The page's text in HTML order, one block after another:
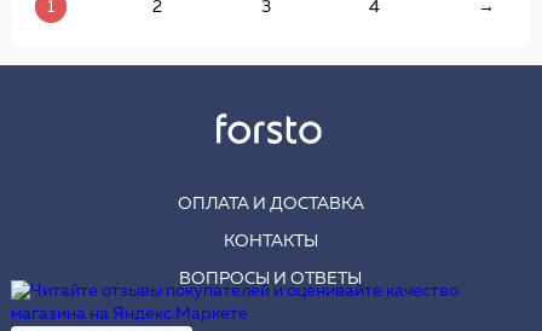
1 2 3 4 →
ОПЛАТА И ДОСТАВКА
КОНТАКТЫ
ВОПРОСЫ И ОТВЕТЫ